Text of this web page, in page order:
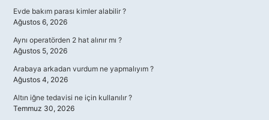
Evde bakım parası kimler alabilir ?
Ağustos 6, 2026
Aynı operatörden 2 hat alınır mı ?
Ağustos 5, 2026
Arabaya arkadan vurdum ne yapmalıyım ?
Ağustos 4, 2026
Altın iğne tedavisi ne için kullanılır ?
Temmuz 30, 2026